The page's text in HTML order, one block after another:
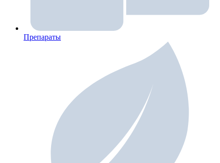
Препараты